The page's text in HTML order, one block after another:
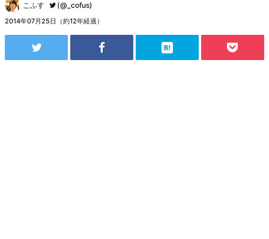
こふす (@_cofus)
2014年07月25日（約12年経過）